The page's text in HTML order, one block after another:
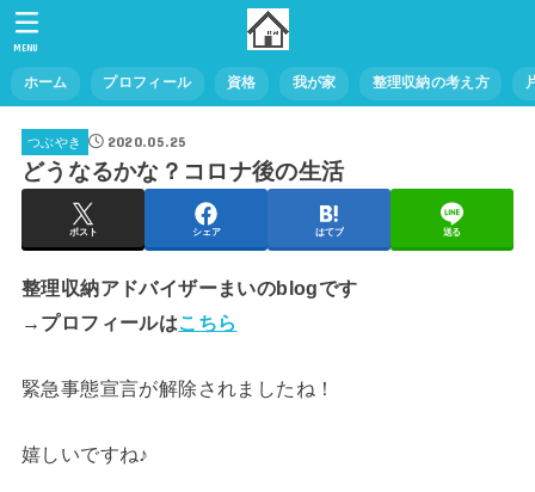
ホーム プロフィール 資格 我が家 整理収納の考え方
MENU
つぶやき 2020.05.25
どうなるかな？コロナ後の生活
ポスト シェア はてブ 送る
整理収納アドバイザーまいのblogです
→プロフィールはこちら
緊急事態宣言が解除されましたね！
嬉しいですね♪